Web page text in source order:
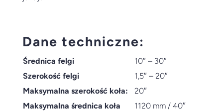
Dane techniczne:
Średnica felgi
10″ – 30″
Szerokość felgi
1,5″ – 20″
Maksymalna szerokość koła:
20″
Maksymalna średnica koła
1120 mm / 40″